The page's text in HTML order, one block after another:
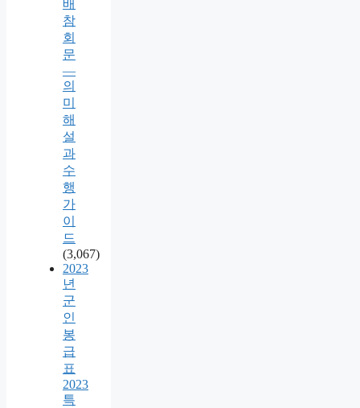
배
참
회
문
—
의
미
해
설
과
수
행
가
이
드
(3,067)
2023
년
군
인
봉
급
표
2023
특